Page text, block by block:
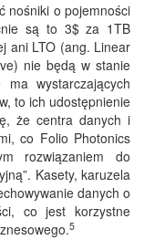
nośniki o pojemności
są to 3$ za 1TB
ani LTO (ang. Linear
nie będą w stanie
wystarczających
to ich udostępnienie
że centra danych i
co Folio Photonics
rozwiązaniem do
Kasety, karuzela
danych o
co jest korzystne
5